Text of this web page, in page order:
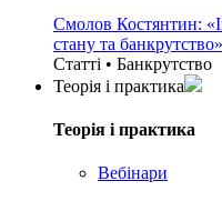
Смолов Костянтин:
стану та банкрутство»
Статті • Банкрутство
Теорія i практика
Теорія i практика
Вебінари